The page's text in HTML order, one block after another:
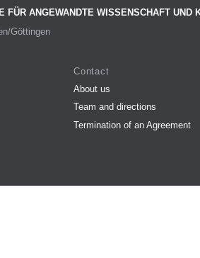
FÜR ANGEWANDTE WISSENSCHAFT UND
Göttingen
Contact
About us
Team and directions
Termination of an Agreement